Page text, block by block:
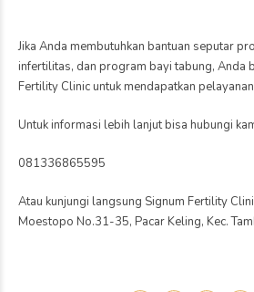
Jika Anda membutuhkan bantuan seputar
infertilitas, dan program bayi tabung, Anda
Fertility Clinic untuk mendapatkan
Untuk informasi lebih lanjut bisa hubungi
081336865595
Atau kunjungi langsung Signum Fertility
Moestopo No.31-35, Pacar Keling, Kec.